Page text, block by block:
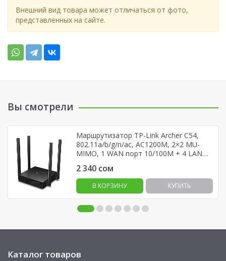
Внешний вид товара может отличаться от фото,
представленных на сайте.
Вы смотрели
Маршрутизатор TP-Link Archer C54,
802.11a/b/g/n/ac, AC1200М, 2×2 MU-
MIMO, 1 WAN порт 10/100М + 4 LAN
2 340 сом
В КОРЗИНУ КУПИТЬ
Каталог товаров